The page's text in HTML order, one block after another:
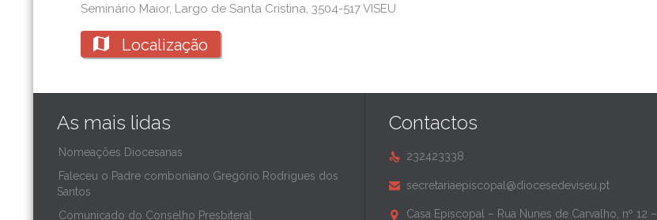
Seminário Maior, Largo de Santa Cristina, 3504-517 VISEU
 Localização
As mais lidas
Nomeações Diocesanas
Faleceu o Padre comboniano Gregório Rodrigues dos
Santos
Comunicado do Conselho Presbiteral
Contactos
 232423338
 secretariaepiscopal@diocesedeviseu.pt
 Casa Episcopal – Rua Nunes de Carvalho, nº 12 –